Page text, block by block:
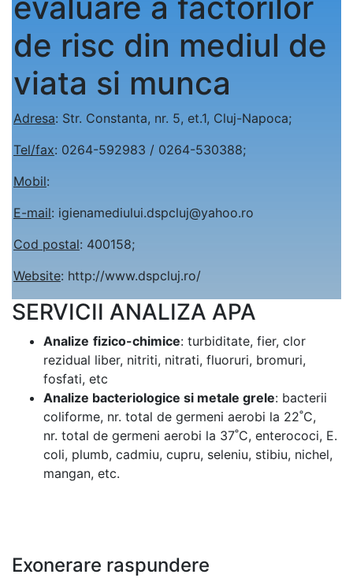
de risc din mediul de
viata si munca
Adresa: Str. Constanta, nr. 5, et.1, Cluj-Napoca;
Tel/fax: 0264-592983 / 0264-530388;
Mobil:
E-mail: igienamediului.dspcluj@yahoo.ro
Cod postal: 400158;
Website: http://www.dspcluj.ro/
SERVICII ANALIZA APA
Analize fizico-chimice: turbiditate, fier, clor
rezidual liber, nitriti, nitrati, fluoruri, bromuri,
fosfati, etc
Analize bacteriologice si metale grele: bacterii
coliforme, nr. total de germeni aerobi la 22˚C,
nr. total de germeni aerobi la 37˚C, enterococi, E.
coli, plumb, cadmiu, cupru, seleniu, stibiu, nichel,
mangan, etc.
Exonerare raspundere